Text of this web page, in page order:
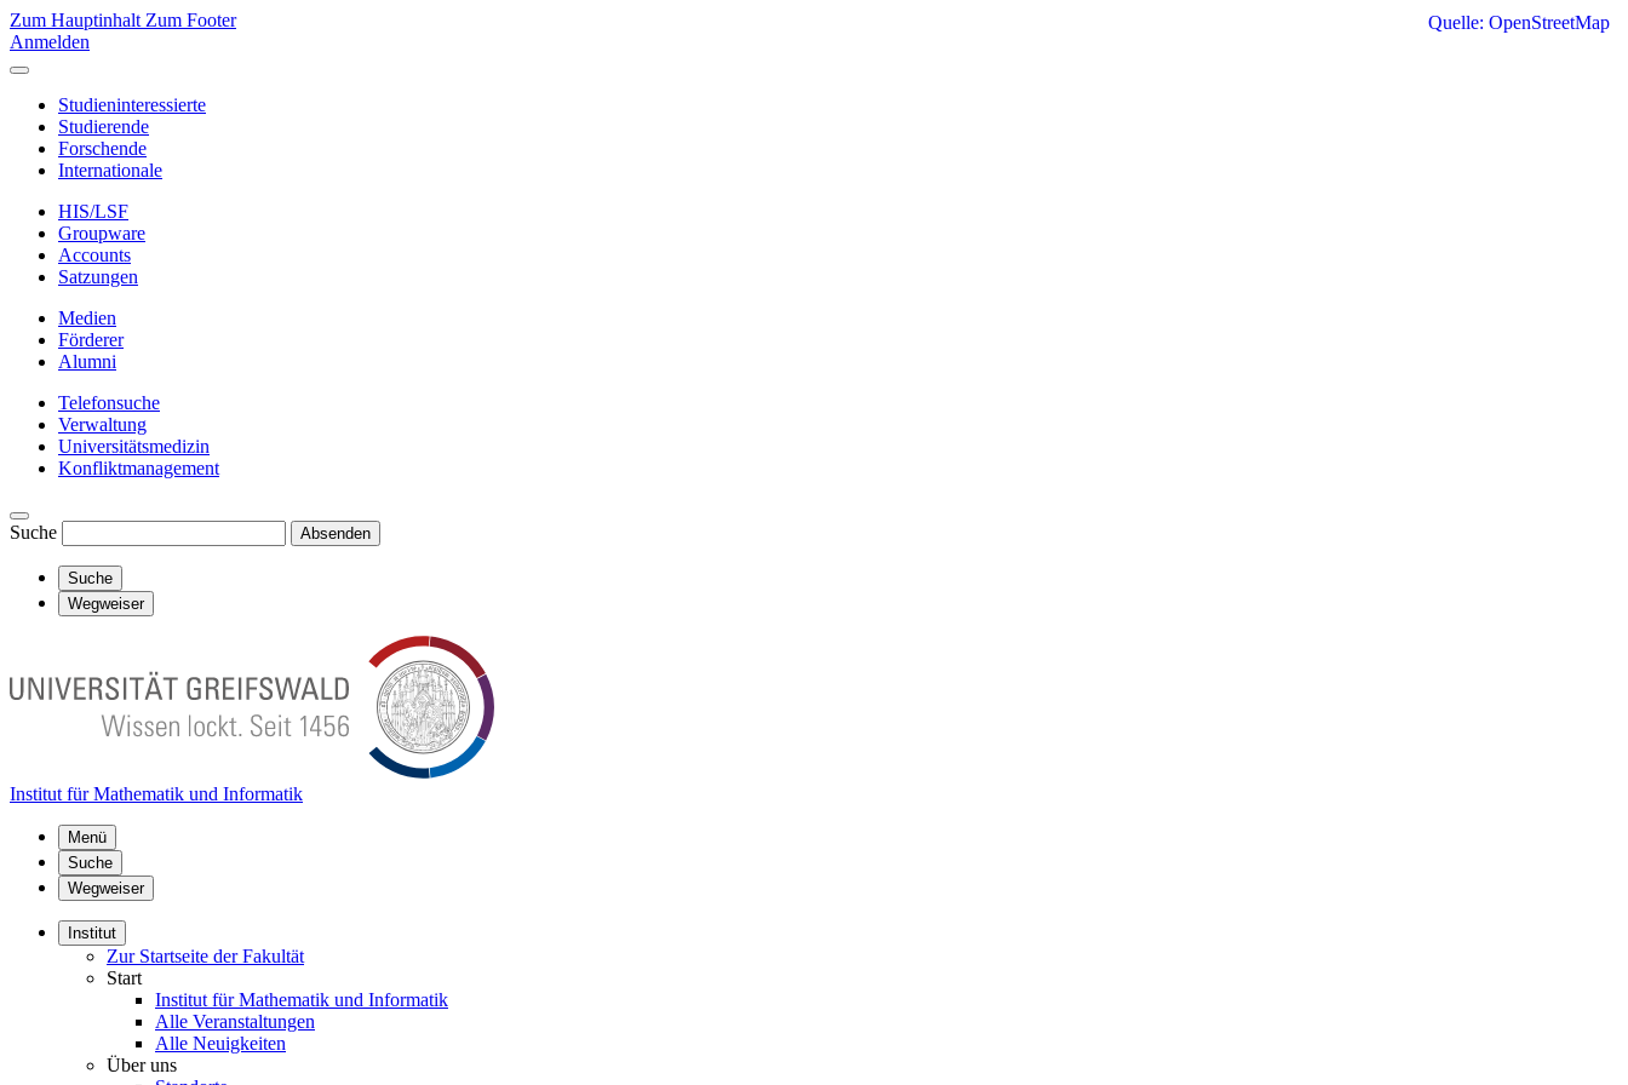
Zum Hauptinhalt Zum Footer
Anmelden
Studieninteressierte
Studierende
Forschende
Internationale
HIS/LSF
Groupware
Accounts
Satzungen
Medien
Förderer
Alumni
Telefonsuche
Verwaltung
Universitätsmedizin
Konfliktmanagement
Suche Absenden
Suche
Wegweiser
Institut für Mathematik und Informatik
Menü
Suche
Wegweiser
Institut
Zur Startseite der Fakultät
Start
Institut für Mathematik und Informatik
Alle Veranstaltungen
Alle Neuigkeiten
Über uns
Quelle: OpenStreetMap